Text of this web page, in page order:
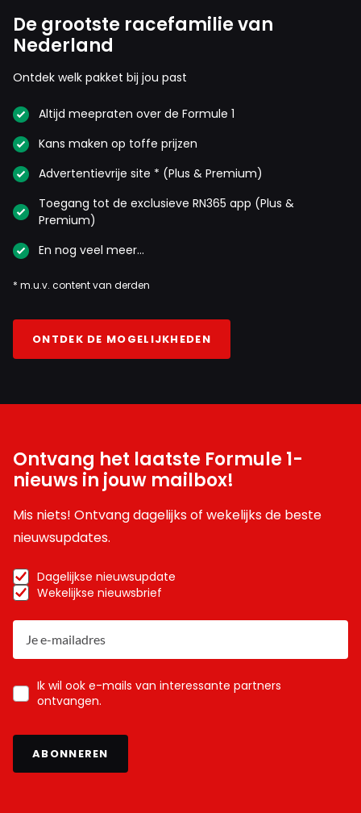
De grootste racefamilie van
Nederland
Ontdek welk pakket bij jou past
Altijd meepraten over de Formule 1
Kans maken op toffe prijzen
Advertentievrije site * (Plus & Premium)
Toegang tot de exclusieve RN365 app (Plus &
Premium)
En nog veel meer…
* m.u.v. content van derden
ONTDEK DE MOGELIJKHEDEN
Ontvang het laatste Formule 1-
nieuws in jouw mailbox!
Mis niets! Ontvang dagelijks of wekelijks de beste
nieuwsupdates.
Dagelijkse nieuwsupdate
Wekelijkse nieuwsbrief
Ik wil ook e-mails van interessante partners
ontvangen.
ABONNEREN